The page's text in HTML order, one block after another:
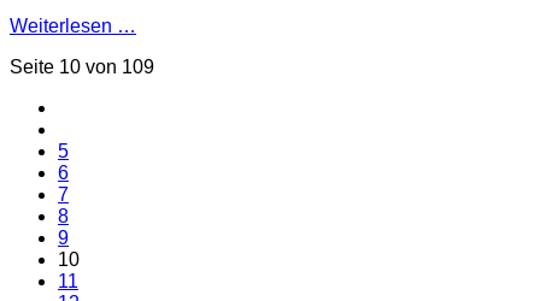
Weiterlesen …
Seite 10 von 109
5
6
7
8
9
10
11